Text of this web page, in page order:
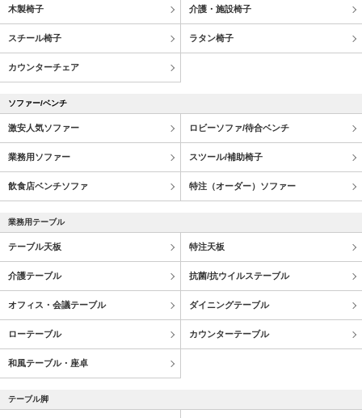
木製椅子 介護・施設椅子
スチール椅子 ラタン椅子
カウンターチェア
ソファー/ベンチ
激安人気ソファー ロビーソファ/待合ベンチ
業務用ソファー スツール/補助椅子
飲食店ベンチソファ 特注（オーダー）ソファー
業務用テーブル
テーブル天板 特注天板
介護テーブル 抗菌/抗ウイルステーブル
オフィス・会議テーブル ダイニングテーブル
ローテーブル カウンターテーブル
和風テーブル・座卓
テーブル脚